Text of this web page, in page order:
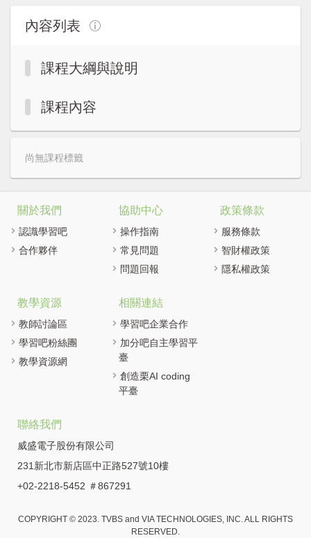
內容列表
課程大綱與說明
課程內容
尚無課程標籤
關於我們
認識學習吧
合作夥伴
協助中心
操作指南
常見問題
問題回報
政策條款
服務條款
智財權政策
隱私權政策
教學資源
教師討論區
學習吧粉絲團
教學資源網
相關連結
學習吧企業合作
加分吧自主學習平
臺
創造栗AI coding
平臺
聯絡我們
威盛電子股份有限公司
231新北市新店區中正路527號10樓
+02-2218-5452 ＃867291
COPYRIGHT © 2023. TVBS and VIA TECHNOLOGIES, INC. ALL RIGHTS
RESERVED.